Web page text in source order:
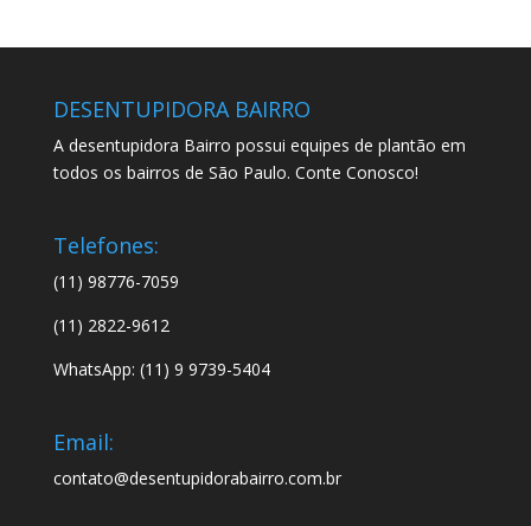
DESENTUPIDORA BAIRRO
A desentupidora Bairro possui equipes de plantão em
todos os bairros de São Paulo. Conte Conosco!
Telefones:
(11) 98776-7059
(11) 2822-9612
WhatsApp: (11) 9 9739-5404
Email:
contato@desentupidorabairro.com.br